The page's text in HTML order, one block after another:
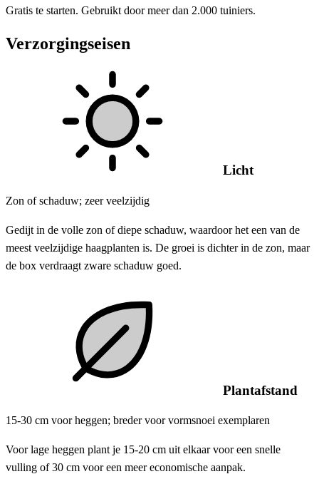
Gratis te starten. Gebruikt door meer dan 2.000 tuiniers.
Verzorgingseisen
Licht
Zon of schaduw; zeer veelzijdig
Gedijt in de volle zon of diepe schaduw, waardoor het een van de
meest veelzijdige haagplanten is. De groei is dichter in de zon, maar
de box verdraagt ​​zware schaduw goed.
Plantafstand
15-30 cm voor heggen; breder voor vormsnoei exemplaren
Voor lage heggen plant je 15-20 cm uit elkaar voor een snelle
vulling of 30 cm voor een meer economische aanpak.